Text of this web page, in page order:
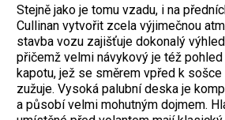
Stejně jako je tomu vzadu, i na
Cullinan vytvořit zcela výjimečnou
stavba vozu zajišťuje dokonalý
přičemž velmi návykový je též
kapotu, jež se směrem vpřed k
zužuje. Vysoká palubní deska je
a působí velmi mohutným dojmem.